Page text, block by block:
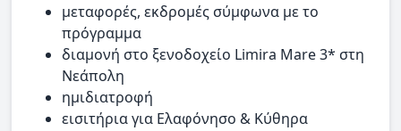
μεταφορές, εκδρομές σύμφωνα με το
πρόγραμμα
διαμονή στο ξενοδοχείο Limira Mare 3* στη
Νεάπολη
ημιδιατροφή
εισιτήρια για Ελαφόνησο & Κύθηρα